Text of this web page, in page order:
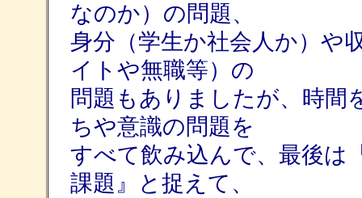
なのか）の問題、
身分（学生か社会人か）や
イトや無職等）の
問題もありましたが、時間
ちや意識の問題を
すべて飲み込んで、最後は
課題』と捉えて、